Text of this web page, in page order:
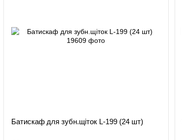
Батискаф для зубн.щiток L-199 (24 шт)